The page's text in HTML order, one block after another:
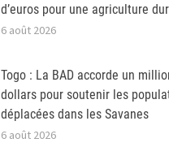
d’euros pour une agriculture
6 août 2026
Togo : La BAD accorde un
dollars pour soutenir les
déplacées dans les Savanes
6 août 2026